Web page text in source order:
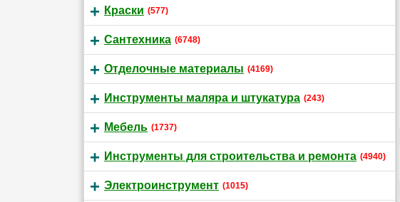
Краски (577)
Сантехника (6748)
Отделочные материалы (4169)
Инструменты маляра и штукатура (243)
Мебель (1737)
Инструменты для строительства и ремонта (4940)
Электроинструмент (1015)